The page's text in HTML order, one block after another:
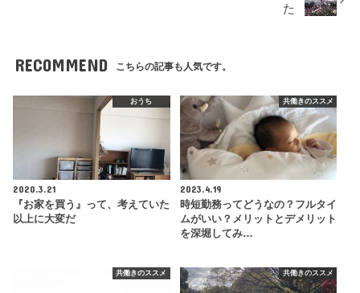
た
RECOMMEND こちらの記事も人気です。
おうち
2020.3.21
『お家を買う』って、考えていた
以上に大変だ
共働きのススメ
2023.4.19
時短勤務ってどうなの？フルタイ
ムがいい？メリットとデメリット
を深堀してみ…
共働きのススメ 共働きのススメ